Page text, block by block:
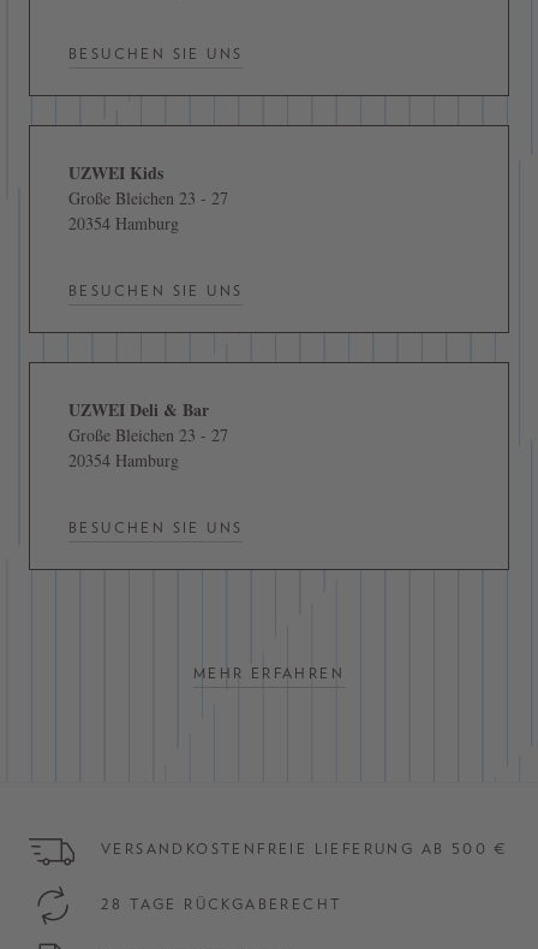
BESUCHEN SIE UNS
UZWEI Kids
Große Bleichen 23 - 27
20354 Hamburg
BESUCHEN SIE UNS
UZWEI Deli & Bar
Große Bleichen 23 - 27
20354 Hamburg
BESUCHEN SIE UNS
MEHR ERFAHREN
VERSANDKOSTENFREIE LIEFERUNG AB 500 €
28 TAGE RÜCKGABERECHT